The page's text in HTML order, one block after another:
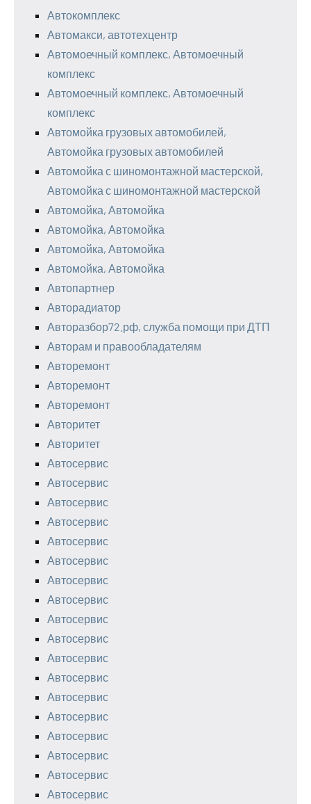
Автокомплекс
Автомакси, автотехцентр
Автомоечный комплекс, Автомоечный
комплекс
Автомоечный комплекс, Автомоечный
комплекс
Автомойка грузовых автомобилей,
Автомойка грузовых автомобилей
Автомойка с шиномонтажной мастерской,
Автомойка с шиномонтажной мастерской
Автомойка, Автомойка
Автомойка, Автомойка
Автомойка, Автомойка
Автомойка, Автомойка
Автопартнер
Авторадиатор
Авторазбор72.рф, служба помощи при ДТП
Авторам и правообладателям
Авторемонт
Авторемонт
Авторемонт
Авторитет
Авторитет
Автосервис
Автосервис
Автосервис
Автосервис
Автосервис
Автосервис
Автосервис
Автосервис
Автосервис
Автосервис
Автосервис
Автосервис
Автосервис
Автосервис
Автосервис
Автосервис
Автосервис
Автосервис